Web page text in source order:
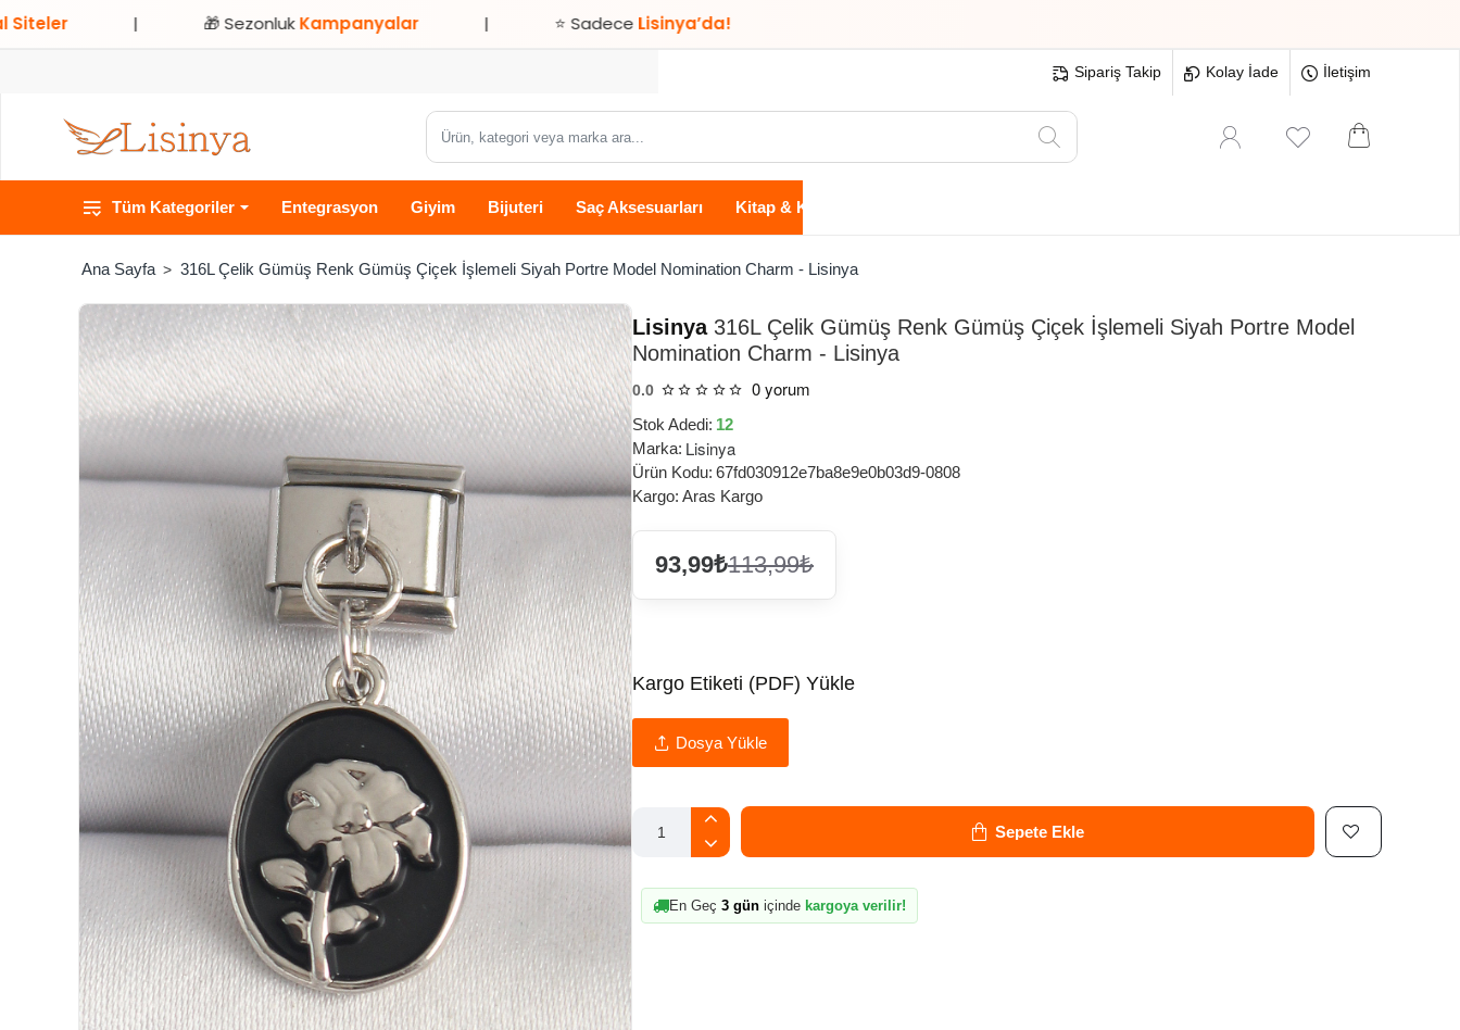
| 🎁 Sezonluk Kampanyalar | ⭐ Sadece Lisinya’da!
Sipariş Takip Kolay İade İletişim
Ürün,
marka
ara...
Tüm Kategoriler Entegrasyon Giyim Bijuteri Saç Aksesuarları Kitap & Kırtasiye
316L Çelik Gümüş Renk Gümüş Çiçek İşlemeli Siyah Portre Model Nomination Charm - Lisinya
Lisinya316L Çelik Gümüş Renk Gümüş Çiçek İşlemeli Siyah Portre Model
Nomination Charm - Lisinya
0.0 0 yorum
Stok Adedi: 12
Marka: Lisinya
Ürün Kodu: 67fd030912e7ba8e9e0b03d9-0808
Kargo: Aras Kargo
93,99₺113,99₺
Kargo Etiketi (PDF) Yükle
Dosya Yükle
Sepete Ekle
En Geç 3 gün içinde kargoya verilir!